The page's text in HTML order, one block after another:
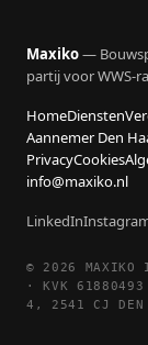
Maxiko—
partij voor WWS-
HomeDiensten
Aannemer Den
PrivacyCookies
info@maxiko.nl
LinkedIn
© 2026 MAXIKO
· KVK 61880493
4, 2541 CJ DEN